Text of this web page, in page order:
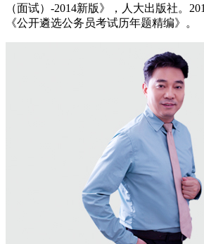
（面试）-2014新版》，人大出版社。
《公开遴选公务员考试历年题精编》。